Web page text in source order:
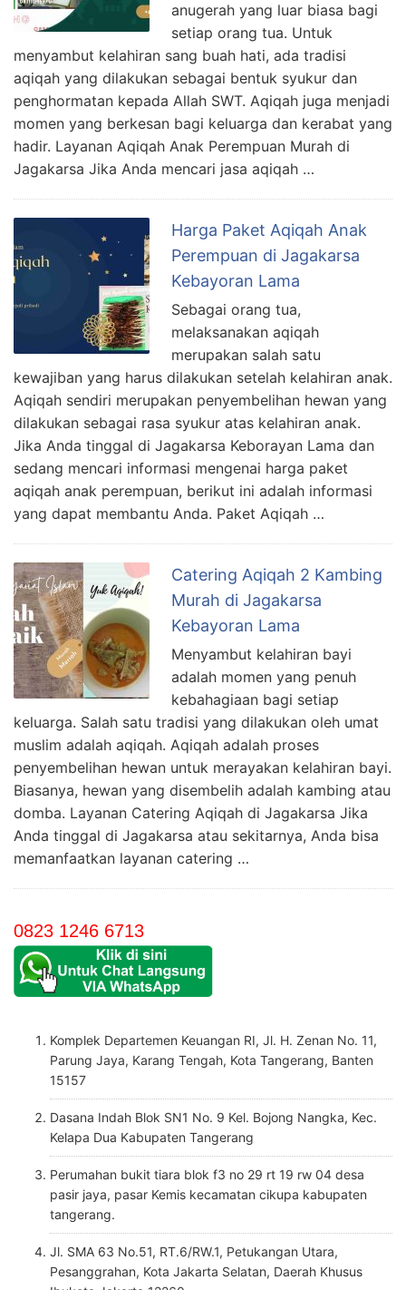
anugerah yang luar biasa bagi
setiap orang tua. Untuk
menyambut kelahiran sang buah hati, ada tradisi
aqiqah yang dilakukan sebagai bentuk syukur dan
penghormatan kepada Allah SWT. Aqiqah juga menjadi
momen yang berkesan bagi keluarga dan kerabat yang
hadir. Layanan Aqiqah Anak Perempuan Murah di
Jagakarsa Jika Anda mencari jasa aqiqah …
Harga Paket Aqiqah Anak
Perempuan di Jagakarsa
Kebayoran Lama
Sebagai orang tua,
melaksanakan aqiqah
merupakan salah satu
kewajiban yang harus dilakukan setelah kelahiran anak.
Aqiqah sendiri merupakan penyembelihan hewan yang
dilakukan sebagai rasa syukur atas kelahiran anak.
Jika Anda tinggal di Jagakarsa Keborayan Lama dan
sedang mencari informasi mengenai harga paket
aqiqah anak perempuan, berikut ini adalah informasi
yang dapat membantu Anda. Paket Aqiqah …
Catering Aqiqah 2 Kambing
Murah di Jagakarsa
Kebayoran Lama
Menyambut kelahiran bayi
adalah momen yang penuh
kebahagiaan bagi setiap
keluarga. Salah satu tradisi yang dilakukan oleh umat
muslim adalah aqiqah. Aqiqah adalah proses
penyembelihan hewan untuk merayakan kelahiran bayi.
Biasanya, hewan yang disembelih adalah kambing atau
domba. Layanan Catering Aqiqah di Jagakarsa Jika
Anda tinggal di Jagakarsa atau sekitarnya, Anda bisa
memanfaatkan layanan catering …
0823 1246 6713
Komplek Departemen Keuangan RI, Jl. H. Zenan No. 11,
Parung Jaya, Karang Tengah, Kota Tangerang, Banten
15157
Dasana Indah Blok SN1 No. 9 Kel. Bojong Nangka, Kec.
Kelapa Dua Kabupaten Tangerang
Perumahan bukit tiara blok f3 no 29 rt 19 rw 04 desa
pasir jaya, pasar Kemis kecamatan cikupa kabupaten
tangerang.
Jl. SMA 63 No.51, RT.6/RW.1, Petukangan Utara,
Pesanggrahan, Kota Jakarta Selatan, Daerah Khusus